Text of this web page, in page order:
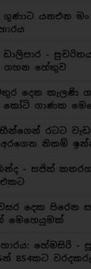
ගුණාට යනඑන
-
ගහන හේතුව
දෙන කැලණි
ගාණක
රටට
අරගෙන නිකම්
- සජිත්
දෙක පිරෙන
මෙහෙයුමක්
හේමසිරි
854කට